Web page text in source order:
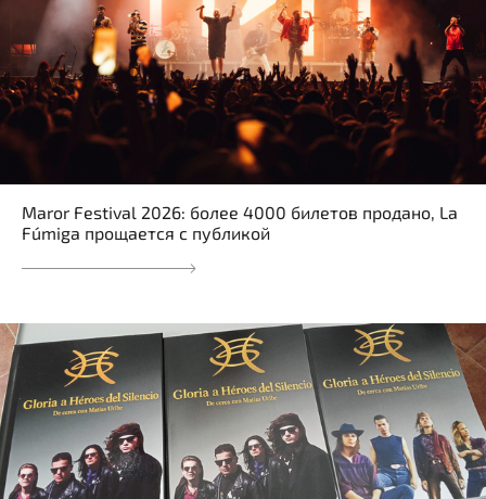
Maror Festival 2026: более 4000 билетов продано, La
Fúmiga прощается с публикой